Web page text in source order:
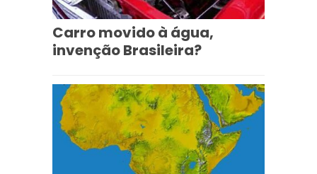
Carro movido à água,
invenção Brasileira?